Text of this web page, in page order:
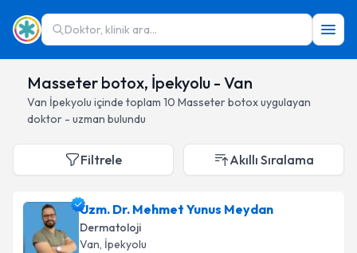
Doktor, klinik ara...
Masseter botox, İpekyolu - Van
Van İpekyolu içinde toplam 10 Masseter botoxuygulayan
doktor - uzman bulundu
Filtrele Akıllı Sıralama
Uzm. Dr. Mehmet Yunus Meydan
Dermatoloji
Van, İpekyolu